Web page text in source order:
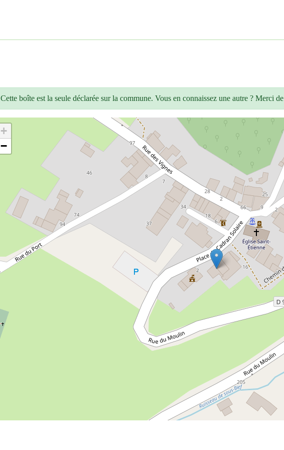
Cette boîte est la seule déclarée sur la commune. Vous en connaissez une autre ? Merci de
+
−